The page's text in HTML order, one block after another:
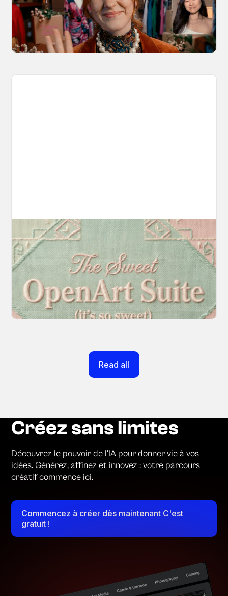
Kling 3.0 Motion Control on OpenArt, from
marketing to storytelling with amazingly
consistent motion and identity.
March 20, 2026
Introducing OpenArt Suite: Create
Without the Chaos
Every tool you need, finally in one place. We
fundamentally rearchitected the OpenArt
creation experience so your workflow finally
moves as fast as your ideas do.
March 20, 2026
Read all
Créez sans limites
Découvrez le pouvoir de l'IA pour donner vie à vos
idées. Générez, affinez et innovez : votre parcours
créatif commence ici.
Commencez à créer dès maintenant C'est
gratuit !